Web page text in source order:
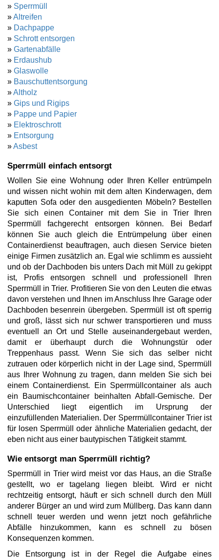
» Sperrmüll
»Altreifen
» Dachpappe
» Schrott entsorgen
» Gartenabfälle
» Erdaushub
» Glaswolle
» Bauschuttentsorgung
»Altholz
» Gips und Rigips
» Pappe und Papier
» Elektroschrott
» Entsorgung
»Asbest
Sperrmüll einfach entsorgt
Wollen Sie eine Wohnung oder Ihren Keller entrümpeln
und wissen nicht wohin mit dem alten Kinderwagen, dem
kaputten Sofa oder den ausgedienten Möbeln? Bestellen
Sie sich einen Container mit dem Sie in Trier Ihren
Sperrmüll fachgerecht entsorgen können. Bei Bedarf
können Sie auch gleich die Entrümpelung über einen
Containerdienst beauftragen, auch diesen Service bieten
einige Firmen zusätzlich an. Egal wie schlimm es aussieht
und ob der Dachboden bis unters Dach mit Müll zu gekippt
ist, Profis entsorgen schnell und professionell Ihren
Sperrmüll in Trier. Profitieren Sie von den Leuten die etwas
davon verstehen und Ihnen im Anschluss Ihre Garage oder
Dachboden besenrein übergeben. Sperrmüll ist oft sperrig
und groß, lässt sich nur schwer transportieren und muss
eventuell an Ort und Stelle auseinandergebaut werden,
damit er überhaupt durch die Wohnungstür oder
Treppenhaus passt. Wenn Sie sich das selber nicht
zutrauen oder körperlich nicht in der Lage sind, Sperrmüll
aus Ihrer Wohnung zu tragen, dann melden Sie sich bei
einem Containerdienst. Ein Sperrmüllcontainer als auch
ein Baumischcontainer beinhalten Abfall-Gemische. Der
Unterschied liegt eigentlich im Ursprung der
einzufüllenden Materialien. Der Sperrmüllcontainer Trier ist
für losen Sperrmüll oder ähnliche Materialien gedacht, der
eben nicht aus einer bautypischen Tätigkeit stammt.
Wie entsorgt man Sperrmüll richtig?
Sperrmüll in Trier wird meist vor das Haus, an die Straße
gestellt, wo er tagelang liegen bleibt. Wird er nicht
rechtzeitig entsorgt, häuft er sich schnell durch den Müll
anderer Bürger an und wird zum Müllberg. Das kann dann
schnell teuer werden und wenn jetzt noch gefährliche
Abfälle hinzukommen, kann es schnell zu bösen
Konsequenzen kommen.
Die Entsorgung ist in der Regel die Aufgabe eines